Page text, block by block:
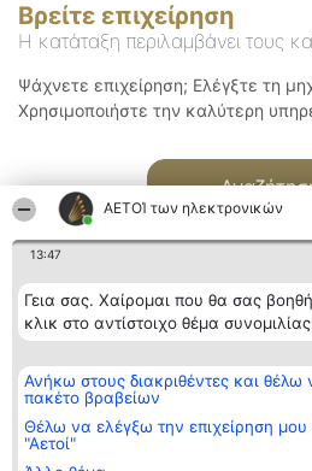
ΑΕΤΟΊ των ηλεκτρονικών
13:47
Γεια σας. Χαίρομαι που θα σας
κλικ στο αντίστοιχο θέμα
Ανήκω στους διακριθέντες και
πακέτο βραβείων
Θέλω να ελέγξω την επιχείρηση μου
"Αετοί"
Βρείτε επιχείρηση
Η κατάταξη περιλαμβάνει τους
Ψάχνετε επιχείρηση; Ελέγξτε τη
Χρησιμοποιήστε την καλύτερη
Διοργανωτής της
κατάταξης
BEAUTIFUL COMPANY
ΤΗΛ. ΕΠΙΚΟΙΝΩΝΙΑΣ:
2104128019
Κατάταξη
Διακριθέντες
των
διακριθέντων